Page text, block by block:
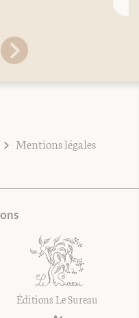
Mentions légales
Éditions Le Sureau